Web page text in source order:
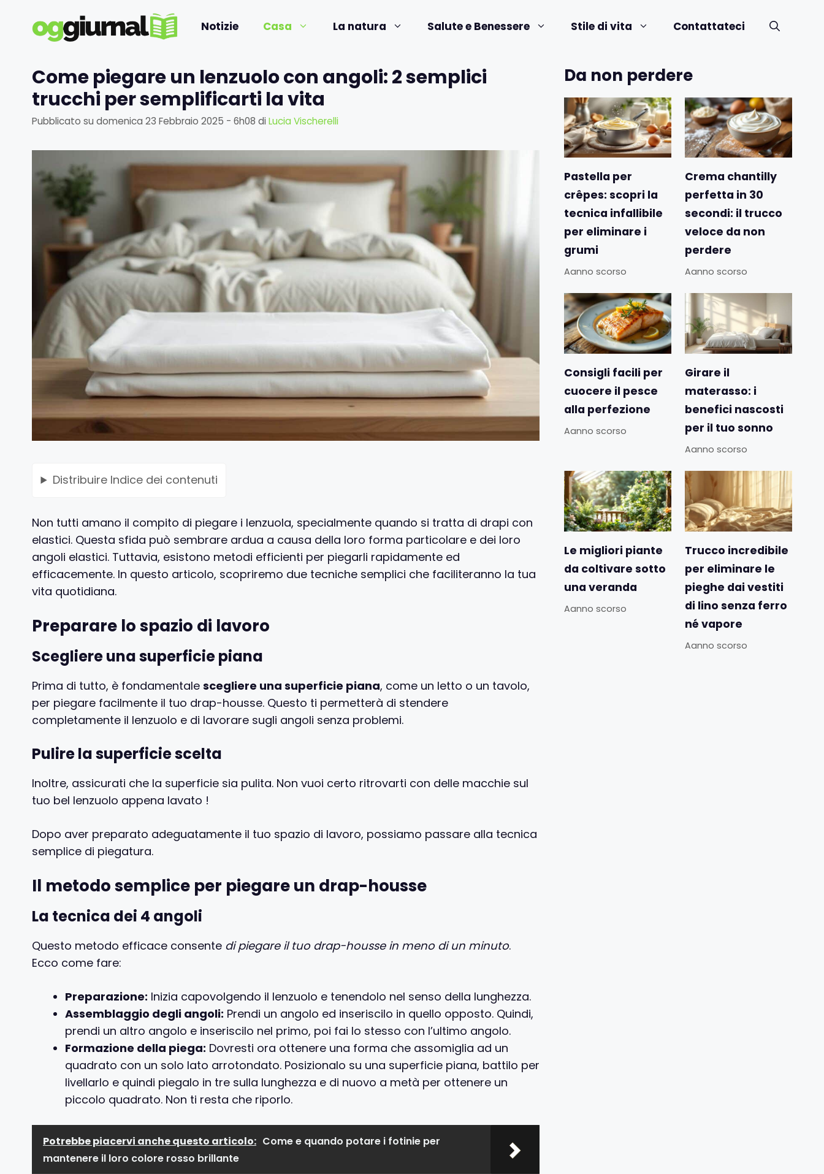
contenuto
Notizie Casa La natura Salute e Benessere Stile di vita Contattateci
Come piegare un lenzuolo con angoli: 2 semplici
trucchi per semplificarti la vita
Pubblicato su domenica 23 Febbraio 2025 - 6h08 di Lucia Vischerelli
Distribuire Indice dei contenuti
Non tutti amano il compito di piegare i lenzuola, specialmente quando si tratta di drapi con
elastici. Questa sfida può sembrare ardua a causa della loro forma particolare e dei loro
angoli elastici. Tuttavia, esistono metodi efficienti per piegarli rapidamente ed
efficacemente. In questo articolo, scopriremo due tecniche semplici che faciliteranno la tua
vita quotidiana.
Preparare lo spazio di lavoro
Scegliere una superficie piana
Prima di tutto, è fondamentale scegliere una superficie piana, come un letto o un tavolo,
per piegare facilmente il tuo drap-housse. Questo ti permetterà di stendere
completamente il lenzuolo e di lavorare sugli angoli senza problemi.
Pulire la superficie scelta
Inoltre, assicurati che la superficie sia pulita. Non vuoi certo ritrovarti con delle macchie sul
tuo bel lenzuolo appena lavato !
Dopo aver preparato adeguatamente il tuo spazio di lavoro, possiamo passare alla tecnica
semplice di piegatura.
Il metodo semplice per piegare un drap-housse
La tecnica dei 4 angoli
Questo metodo efficace consente di piegare il tuo drap-housse in meno di un minuto.
Ecco come fare:
Preparazione: Inizia capovolgendo il lenzuolo e tenendolo nel senso della lunghezza.
Assemblaggio degli angoli: Prendi un angolo ed inseriscilo in quello opposto. Quindi,
prendi un altro angolo e inseriscilo nel primo, poi fai lo stesso con l’ultimo angolo.
Formazione della piega: Dovresti ora ottenere una forma che assomiglia ad un
quadrato con un solo lato arrotondato. Posizionalo su una superficie piana, battilo per
livellarlo e quindi piegalo in tre sulla lunghezza e di nuovo a metà per ottenere un
piccolo quadrato. Non ti resta che riporlo.
Potrebbe piacervi anche questo articolo: Come e quando potare i fotinie per
mantenere il loro colore rosso brillante
Da non perdere
Pastella per
crêpes: scopri la
tecnica infallibile
per eliminare i
grumi
Aanno scorso
Crema chantilly
perfetta in 30
secondi: il trucco
veloce da non
perdere
Aanno scorso
Consigli facili per
cuocere il pesce
alla perfezione
Aanno scorso
Girare il
materasso: i
benefici nascosti
per il tuo sonno
Aanno scorso
Le migliori piante
da coltivare sotto
una veranda
Aanno scorso
Trucco incredibile
per eliminare le
pieghe dai vestiti
di lino senza ferro
né vapore
Aanno scorso